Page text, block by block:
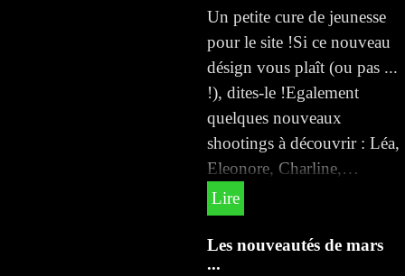
Un petite cure de jeunesse
pour le site !Si ce nouveau
désign vous plaît (ou pas ...
!), dites-le !Egalement
quelques nouveaux
shootings à découvrir : Léa,
Eleonore, Charline,…
Lire
Les nouveautés de mars
...